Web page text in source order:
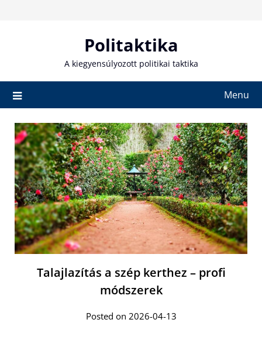
Politaktika
A kiegyensúlyozott politikai taktika
Menu
Talajlazítás a szép kerthez – profi
módszerek
Posted on 2026-04-13